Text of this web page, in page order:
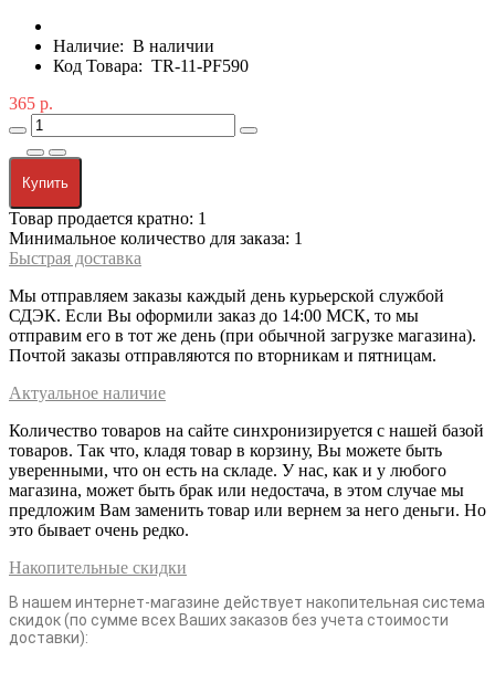
Наличие: В наличии
Код Товара: TR-11-PF590
365 р.
Купить
Товар продается кратно: 1
Минимальное количество для заказа: 1
Быстрая доставка
Мы отправляем заказы каждый день курьерской службой
СДЭК. Если Вы оформили заказ до 14:00 МСК, то мы
отправим его в тот же день (при обычной загрузке магазина).
Почтой заказы отправляются по вторникам и пятницам.
Актуальное наличие
Количество товаров на сайте синхронизируется с нашей базой
товаров. Так что, кладя товар в корзину, Вы можете быть
уверенными, что он есть на складе. У нас, как и у любого
магазина, может быть брак или недостача, в этом случае мы
предложим Вам заменить товар или вернем за него деньги. Но
это бывает очень редко.
Накопительные скидки
В нашем интернет-магазине действует накопительная система
скидок (по сумме всех Ваших заказов без учета стоимости
доставки):